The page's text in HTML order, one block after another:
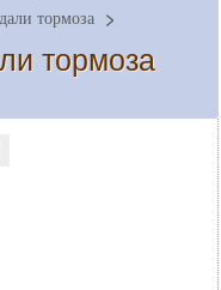
тормоза
тормоза